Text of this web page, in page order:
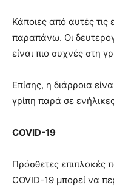
Κάποιες από αυτές
παραπάνω. Οι
είναι πιο συχνές στη
Επίσης, η διάρροια
γρίπη παρά σε
COVID-19
Πρόσθετες επιπλοκές
COVID-19 μπορεί να